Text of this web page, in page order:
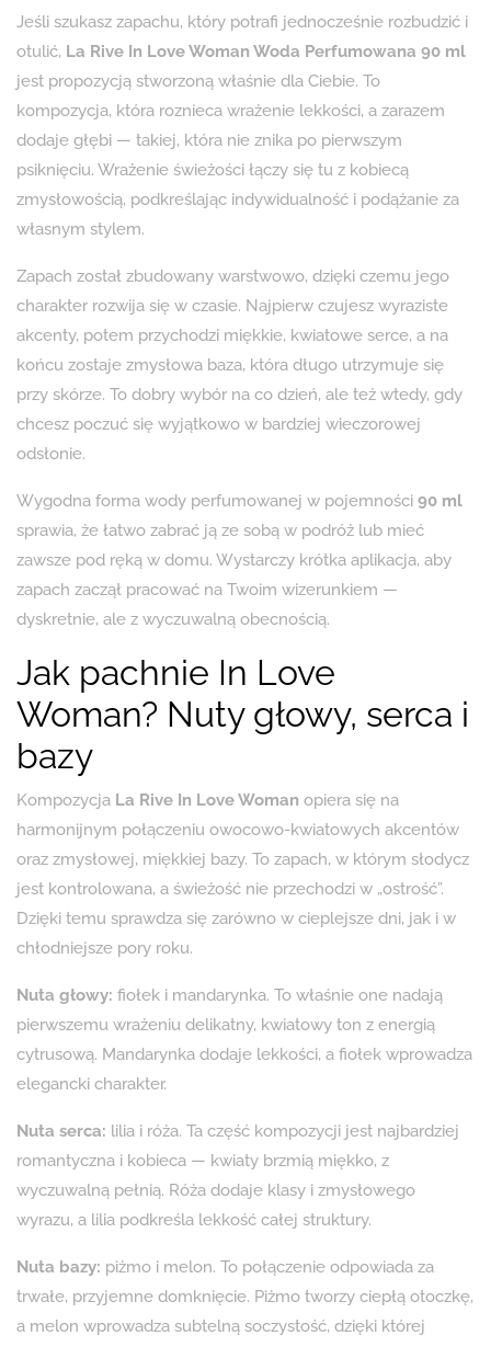
Jeśli szukasz zapachu, który potrafi jednocześnie rozbudzić i
otulić, La Rive In Love Woman Woda Perfumowana 90 ml
jest propozycją stworzoną właśnie dla Ciebie. To
kompozycja, która roznieca wrażenie lekkości, a zarazem
dodaje głębi — takiej, która nie znika po pierwszym
psiknięciu. Wrażenie świeżości łączy się tu z kobiecą
zmysłowością, podkreślając indywidualność i podążanie za
własnym stylem.
Zapach został zbudowany warstwowo, dzięki czemu jego
charakter rozwija się w czasie. Najpierw czujesz wyraziste
akcenty, potem przychodzi miękkie, kwiatowe serce, a na
końcu zostaje zmysłowa baza, która długo utrzymuje się
przy skórze. To dobry wybór na co dzień, ale też wtedy, gdy
chcesz poczuć się wyjątkowo w bardziej wieczorowej
odsłonie.
Wygodna forma wody perfumowanej w pojemności 90 ml
sprawia, że łatwo zabrać ją ze sobą w podróż lub mieć
zawsze pod ręką w domu. Wystarczy krótka aplikacja, aby
zapach zaczął pracować na Twoim wizerunkiem —
dyskretnie, ale z wyczuwalną obecnością.
Jak pachnie In Love
Woman? Nuty głowy, serca i
bazy
Kompozycja La Rive In Love Woman opiera się na
harmonijnym połączeniu owocowo-kwiatowych akcentów
oraz zmysłowej, miękkiej bazy. To zapach, w którym słodycz
jest kontrolowana, a świeżość nie przechodzi w „ostrość”.
Dzięki temu sprawdza się zarówno w cieplejsze dni, jak i w
chłodniejsze pory roku.
Nuta głowy: fiołek i mandarynka. To właśnie one nadają
pierwszemu wrażeniu delikatny, kwiatowy ton z energią
cytrusową. Mandarynka dodaje lekkości, a fiołek wprowadza
elegancki charakter.
Nuta serca: lilia i róża. Ta część kompozycji jest najbardziej
romantyczna i kobieca — kwiaty brzmią miękko, z
wyczuwalną pełnią. Róża dodaje klasy i zmysłowego
wyrazu, a lilia podkreśla lekkość całej struktury.
Nuta bazy: piżmo i melon. To połączenie odpowiada za
trwałe, przyjemne domknięcie. Piżmo tworzy ciepłą otoczkę,
a melon wprowadza subtelną soczystość, dzięki której